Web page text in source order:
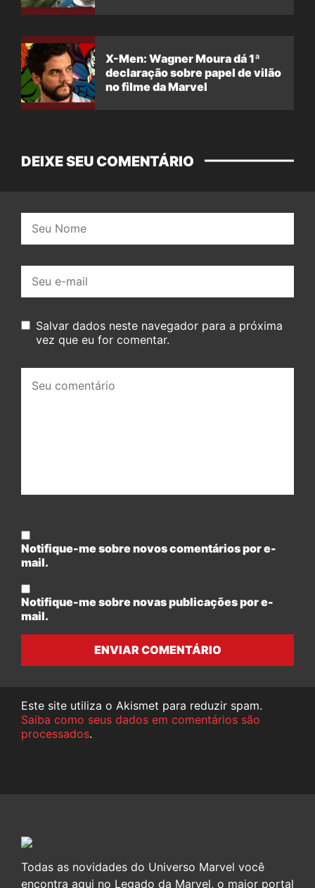
X-Men: Wagner Moura dá 1ª
declaração sobre papel de vilão
no filme da Marvel
DEIXE SEU COMENTÁRIO
mail:
Salvar dados neste navegador para a próxima
vez que eu for comentar.
comentário:
Notifique-me sobre novos comentários por e-
mail.
Notifique-me sobre novas publicações por e-
mail.
ENVIAR COMENTÁRIO
Este site utiliza o Akismet para reduzir spam.
Saiba como seus dados em comentários são
processados.
Todas as novidades do Universo Marvel você
encontra aqui no Legado da Marvel, o maior portal